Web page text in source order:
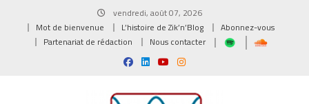
vendredi, août 07, 2026
Mot de bienvenue
L’histoire de Zik’n’Blog
Abonnez-vous
Partenariat de rédaction
Nous contacter